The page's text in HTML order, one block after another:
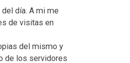
día. A mi me
de visitas en
del mismo y
de los servidores